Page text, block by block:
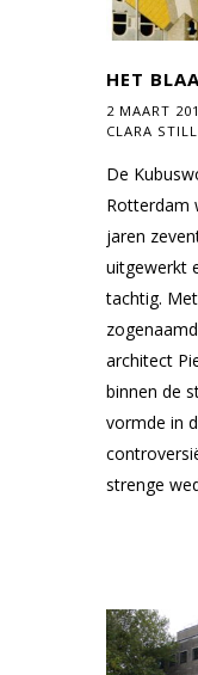
HET
2 MAART
CLARA
De
Rotterdam
jaren
uitgewerkt
tachtig.
architect
binnen de
vormde in
strenge